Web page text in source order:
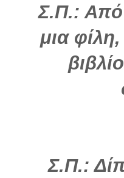
Σ.Π.: Από
μια
Σ.Π.: